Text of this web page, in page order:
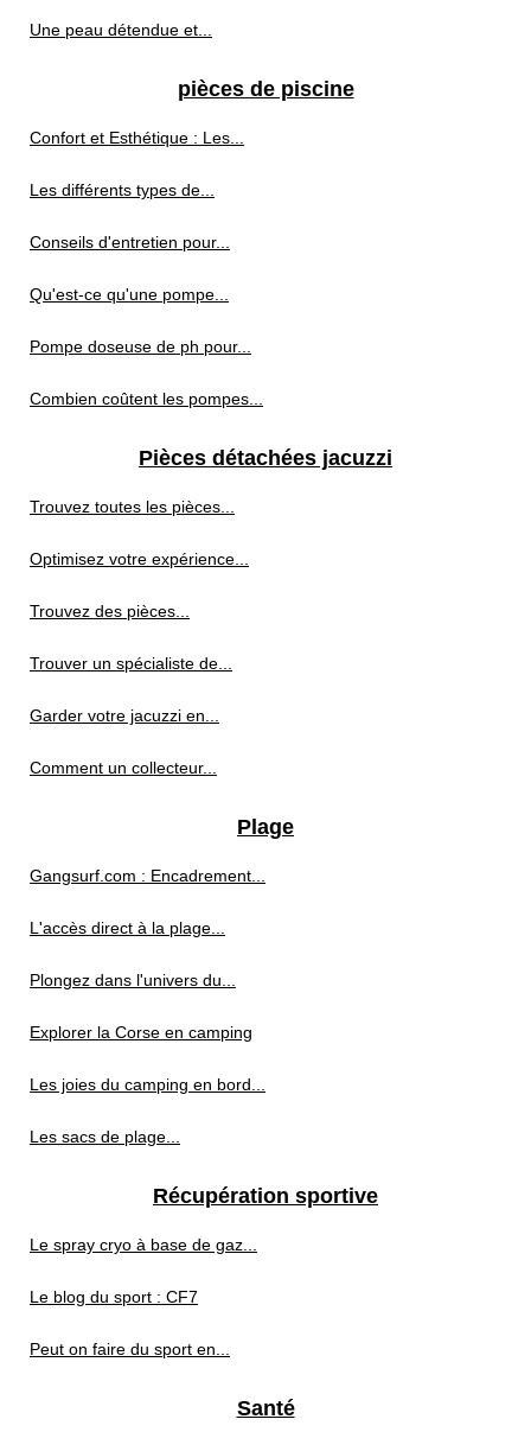
Une peau détendue et...
pièces de piscine
Confort et Esthétique : Les...
Les différents types de...
Conseils d'entretien pour...
Qu'est-ce qu'une pompe...
Pompe doseuse de ph pour...
Combien coûtent les pompes...
Pièces détachées jacuzzi
Trouvez toutes les pièces...
Optimisez votre expérience...
Trouvez des pièces...
Trouver un spécialiste de...
Garder votre jacuzzi en...
Comment un collecteur...
Plage
Gangsurf.com : Encadrement...
L'accès direct à la plage...
Plongez dans l'univers du...
Explorer la Corse en camping
Les joies du camping en bord...
Les sacs de plage...
Récupération sportive
Le spray cryo à base de gaz...
Le blog du sport : CF7
Peut on faire du sport en...
Santé